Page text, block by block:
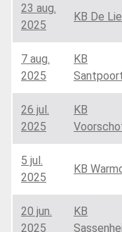
23 aug.
2025
KB De
7 aug.
2025
KB
26 jul.
2025
KB
5 jul.
2025
KB
20 jun.
2025
KB